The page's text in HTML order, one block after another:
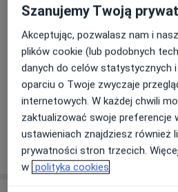
Wielkopolski -
Pediatria, Okulistyka, Ginekologia
344 opinie
Walczaka 41b, Gorzów
Konsultacja pediatryczna
Pokaż profil
Szanujemy Twoją
Akceptując, pozwalasz nam i
plików cookie (lub podobnych
danych do celów statystycznych
oparciu o Twoje zwyczaje
internetowych. W każdej chwili
zaktualizować swoje preferencje
ustawieniach znajdziesz również
prywatności stron trzecich.
w polityka cookies